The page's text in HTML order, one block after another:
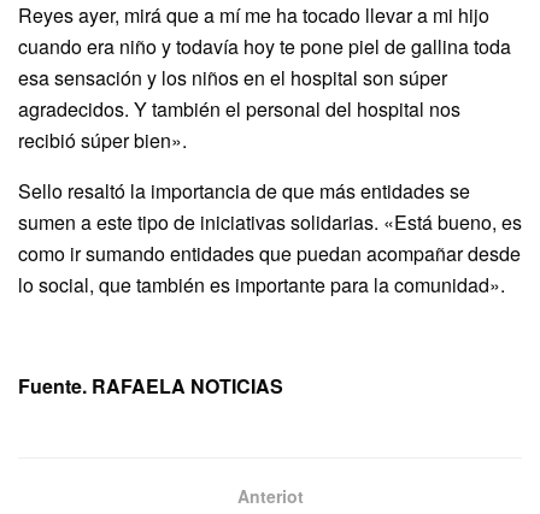
Reyes ayer, mirá que a mí me ha tocado llevar a mi hijo
cuando era niño y todavía hoy te pone piel de gallina toda
esa sensación y los niños en el hospital son súper
agradecidos. Y también el personal del hospital nos
recibió súper bien».
Sello resaltó la importancia de que más entidades se
sumen a este tipo de iniciativas solidarias. «Está bueno, es
como ir sumando entidades que puedan acompañar desde
lo social, que también es importante para la comunidad».
Fuente. RAFAELA NOTICIAS
Anteriot